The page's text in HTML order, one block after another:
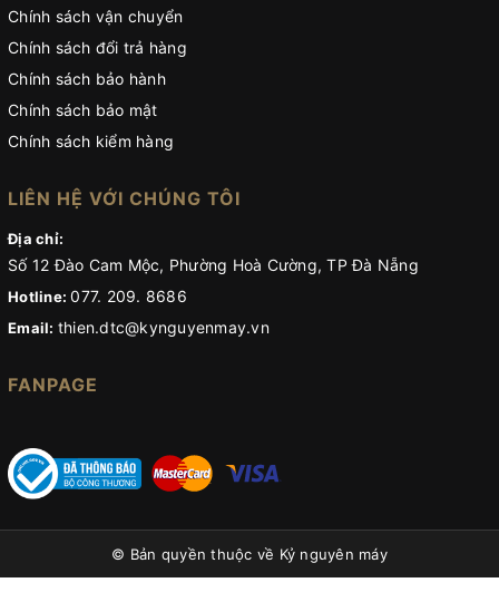
Chính sách vận chuyển
Chính sách đổi trả hàng
Chính sách bảo hành
Chính sách bảo mật
Chính sách kiểm hàng
LIÊN HỆ VỚI CHÚNG TÔI
Địa chỉ:
Số 12 Đào Cam Mộc, Phường Hoà Cường, TP Đà Nẵng
Hotline:077. 209. 8686
Email: thien.dtc@kynguyenmay.vn
FANPAGE
© Bản quyền thuộc về Kỷ nguyên máy